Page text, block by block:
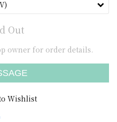
Out
owner for order details.
Wishlist